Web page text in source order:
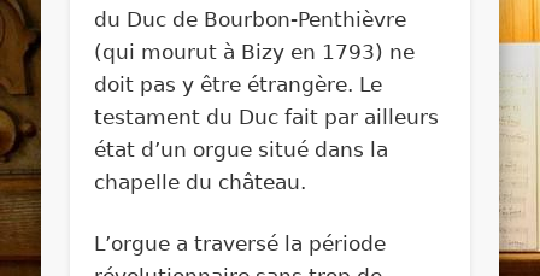
du Duc de Bourbon-Penthièvre
(qui mourut à Bizy en 1793) ne
doit pas y être étrangère. Le
testament du Duc fait par ailleurs
état d’un orgue situé dans la
chapelle du château.
L’orgue a traversé la période